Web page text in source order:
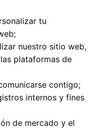
tu
nuestro sitio web,
plataformas de
contigo;
internos y fines
de mercado y el